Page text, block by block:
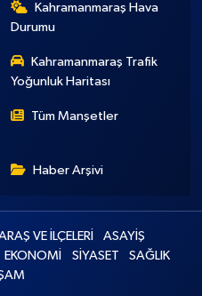
Kahramanmaraş Hava
Durumu
Kahramanmaraş Trafik
Yoğunluk Haritası
Tüm Manşetler
Haber Arşivi
VE İLÇELERİ
ASAYİŞ
EKONOMİ SİYASET
SAĞLIK